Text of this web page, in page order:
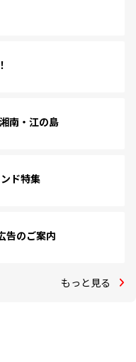
南・江の島
ド特集
告のご案内
もっと見る